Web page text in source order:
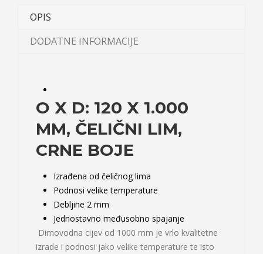
OPIS
DODATNE INFORMACIJE
O X D: 120 X 1.000
MM, ČELIČNI LIM,
CRNE BOJE
Izrađena od čeličnog lima
Podnosi velike temperature
Debljine 2 mm
Jednostavno međusobno spajanje
Dimovodna cijev od 1000 mm je vrlo kvalitetne
izrade i podnosi jako velike temperature te isto